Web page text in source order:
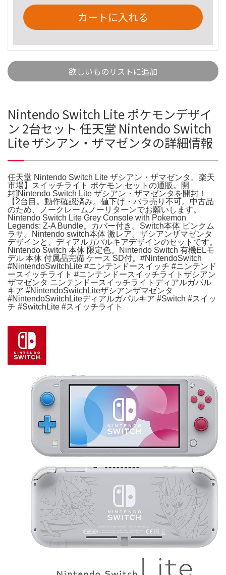
カートに入れる
欲しいものリストに追加
Nintendo Switch Lite ポケモンデザイ
ン 2台セット 任天堂 Nintendo Switch
Lite ザシアン・ザマゼンタの詳細情報
任天堂 Nintendo Switch Lite ザシアン・ザマゼンタ。楽天
市場】スイッチライト ポケモン セットの通販。開
封]Nintendo Switch Lite ザシアン・ザマゼンタを開封！
【2台目。動作確認済み。値下げ・バラ売り不可。中古品
のため、ノークレームノーリターンでお願いします。
Nintendo Switch Lite Grey Console with Pokemon
Legends: Z-A Bundle。カバー付き。Switch本体 ピンクム
ラサ。Nintendo switch本体 激レア。ザシアンザマゼンタ
デザインと、ディアルガパルキアデザインのセットです。
Nintendo Switch 本体 限定色。Nintendo Switch 有機ELモ
デル 本体 付属品完備 ケース SD付。#NintendoSwitch
#NintendoSwitchLite #ニンテンドースイッチ #ニンテンド
ースイッチライト #ニンテンドースイッチライトザシアン
ザマゼンタ ニンテンドースイッチライトディアルガパル
キア #NintendoSwitchLiteザシアンザマゼンタ
#NintendoSwitchLiteディアルガパルキア #Switch #スイッ
チ #SwitchLite #スイッチライト